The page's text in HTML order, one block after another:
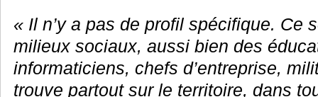
« Il n’y a pas de profil spécifique. Ce
milieux sociaux, aussi bien des
informaticiens, chefs d’entreprise,
trouve partout sur le territoire, dans